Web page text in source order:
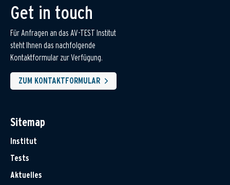
Get in touch
Für Anfragen an das AV-TEST Institut
steht Ihnen das nachfolgende
Kontaktformular zur Verfügung.
ZUM KONTAKTFORMULAR
Sitemap
Institut
Tests
Aktuelles